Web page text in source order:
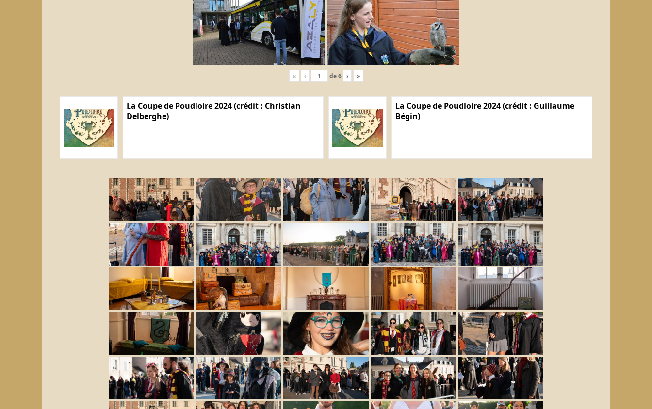
« ‹ de6 › »
La Coupe de Poudloire 2024 (crédit : Christian
Delberghe)
La Coupe de Poudloire 2024 (crédit : Guillaume
Bégin)